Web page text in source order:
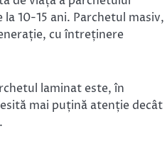
10-15 ani. Parchetul masiv,
cu întreținere
laminat este, în
mai puțină atenție decât